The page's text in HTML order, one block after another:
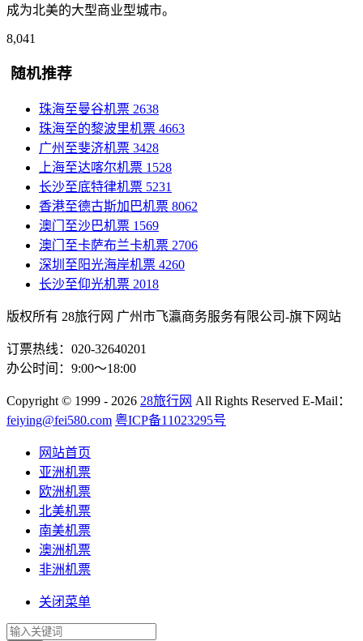
成为北美的大型商业型城市。
8,041
随机推荐
珠海至曼谷机票 2638
珠海至的黎波里机票 4663
广州至斐济机票 3428
上海至达喀尔机票 1528
长沙至底特律机票 5231
香港至德古斯加巴机票 8062
澳门至沙巴机票 1569
澳门至卡萨布兰卡机票 2706
深圳至阳光海岸机票 4260
长沙至仰光机票 2018
版权所有 28旅行网 广州市飞瀛商务服务有限公司-旗下网站
订票热线：020-32640201
办公时间：9:00～18:00
Copyright © 1999 - 2026 28旅行网 All Rights Reserved E-Mail：
feiying@fei580.com 粤ICP备11023295号
网站首页
亚洲机票
欧洲机票
北美机票
南美机票
澳洲机票
非洲机票
关闭菜单